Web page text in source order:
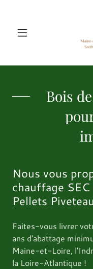
Bois
Nous vous
chauffage
Pellets
Faites-vous livrer
ans d'abattage
Maine-et-Loire,
la Loire-Atlantique !